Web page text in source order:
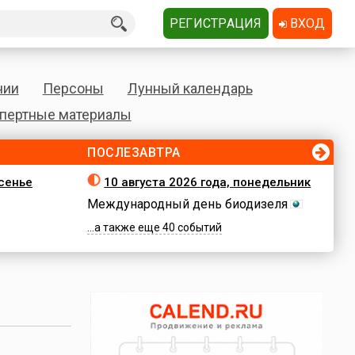
Персоны
Лунный календарь
материалы
ПОСЛЕЗАВТРА
10 августа 2026 года, понедельник
Международный день биодизеля
...а также еще 40 событий
РЕГИСТРАЦИЯ ВХОД